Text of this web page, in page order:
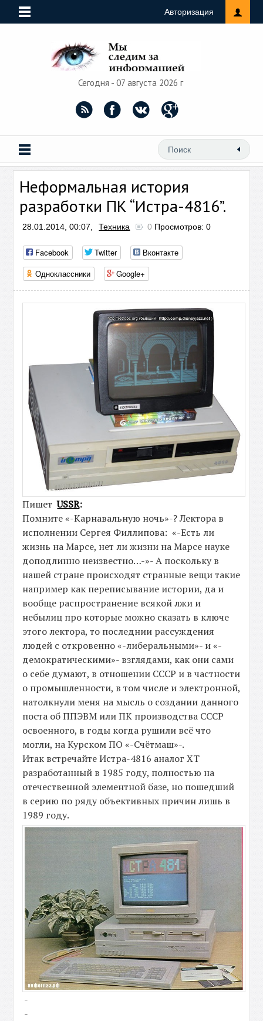
Авторизация
Сегодня - 07 августа 2026 г
Неформальная история
разработки ПК “Истра-4816”.
28.01.2014, 00:07, Техника 0 Просмотров: 0
Facebook Twitter
Вконтакте
Одноклассники
Google+
ПишетUSSR:
Помните «-Карнавальную ночь»-? Лектора в
исполнении Сергея Филлипова: «-Есть ли
жизнь на Марсе, нет ли жизни на Марсе науке
доподлинно неизвестно…-»- А поскольку в
нашей стране происходят странные вещи такие
например как переписывание истории, да и
вообще распространение всякой лжи и
небылиц про которые можно сказать в ключе
этого лектора, то последнии рассуждения
людей с откровенно «-либеральными»- и «-
демократическими»- взглядами, как они сами
о себе думают, в отношении СССР и в частности
о промышленности, в том числе и электронной,
натолкнули меня на мысль о создании данного
поста об ППЭВМ или ПК производства СССР
освоенного, в годы когда рушили всё что
могли, на Курском ПО «-Счётмаш»-.
Итак встречайте Истра-4816 аналог XT
разработанный в 1985 году, полностью на
отечественной элементной базе, но пошедший
в серию по ряду объективных причин лишь в
1989 году.
-
-